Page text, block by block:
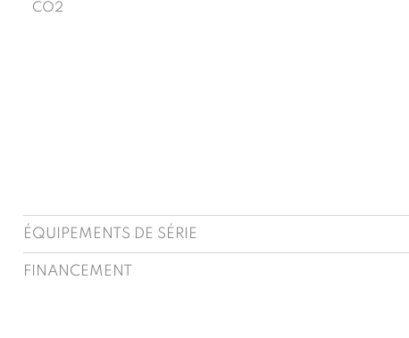
CO2
ÉQUIPEMENTS DE SÉRIE
FINANCEMENT